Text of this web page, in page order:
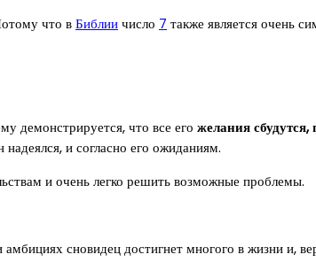
что вБиблиичисло 7 также является очень
демонстрируется, что все его желания сбудутся,
и согласно его ожиданиям.
и очень легко решить возможные проблемы.
сновидец достигнет многого в жизни и,